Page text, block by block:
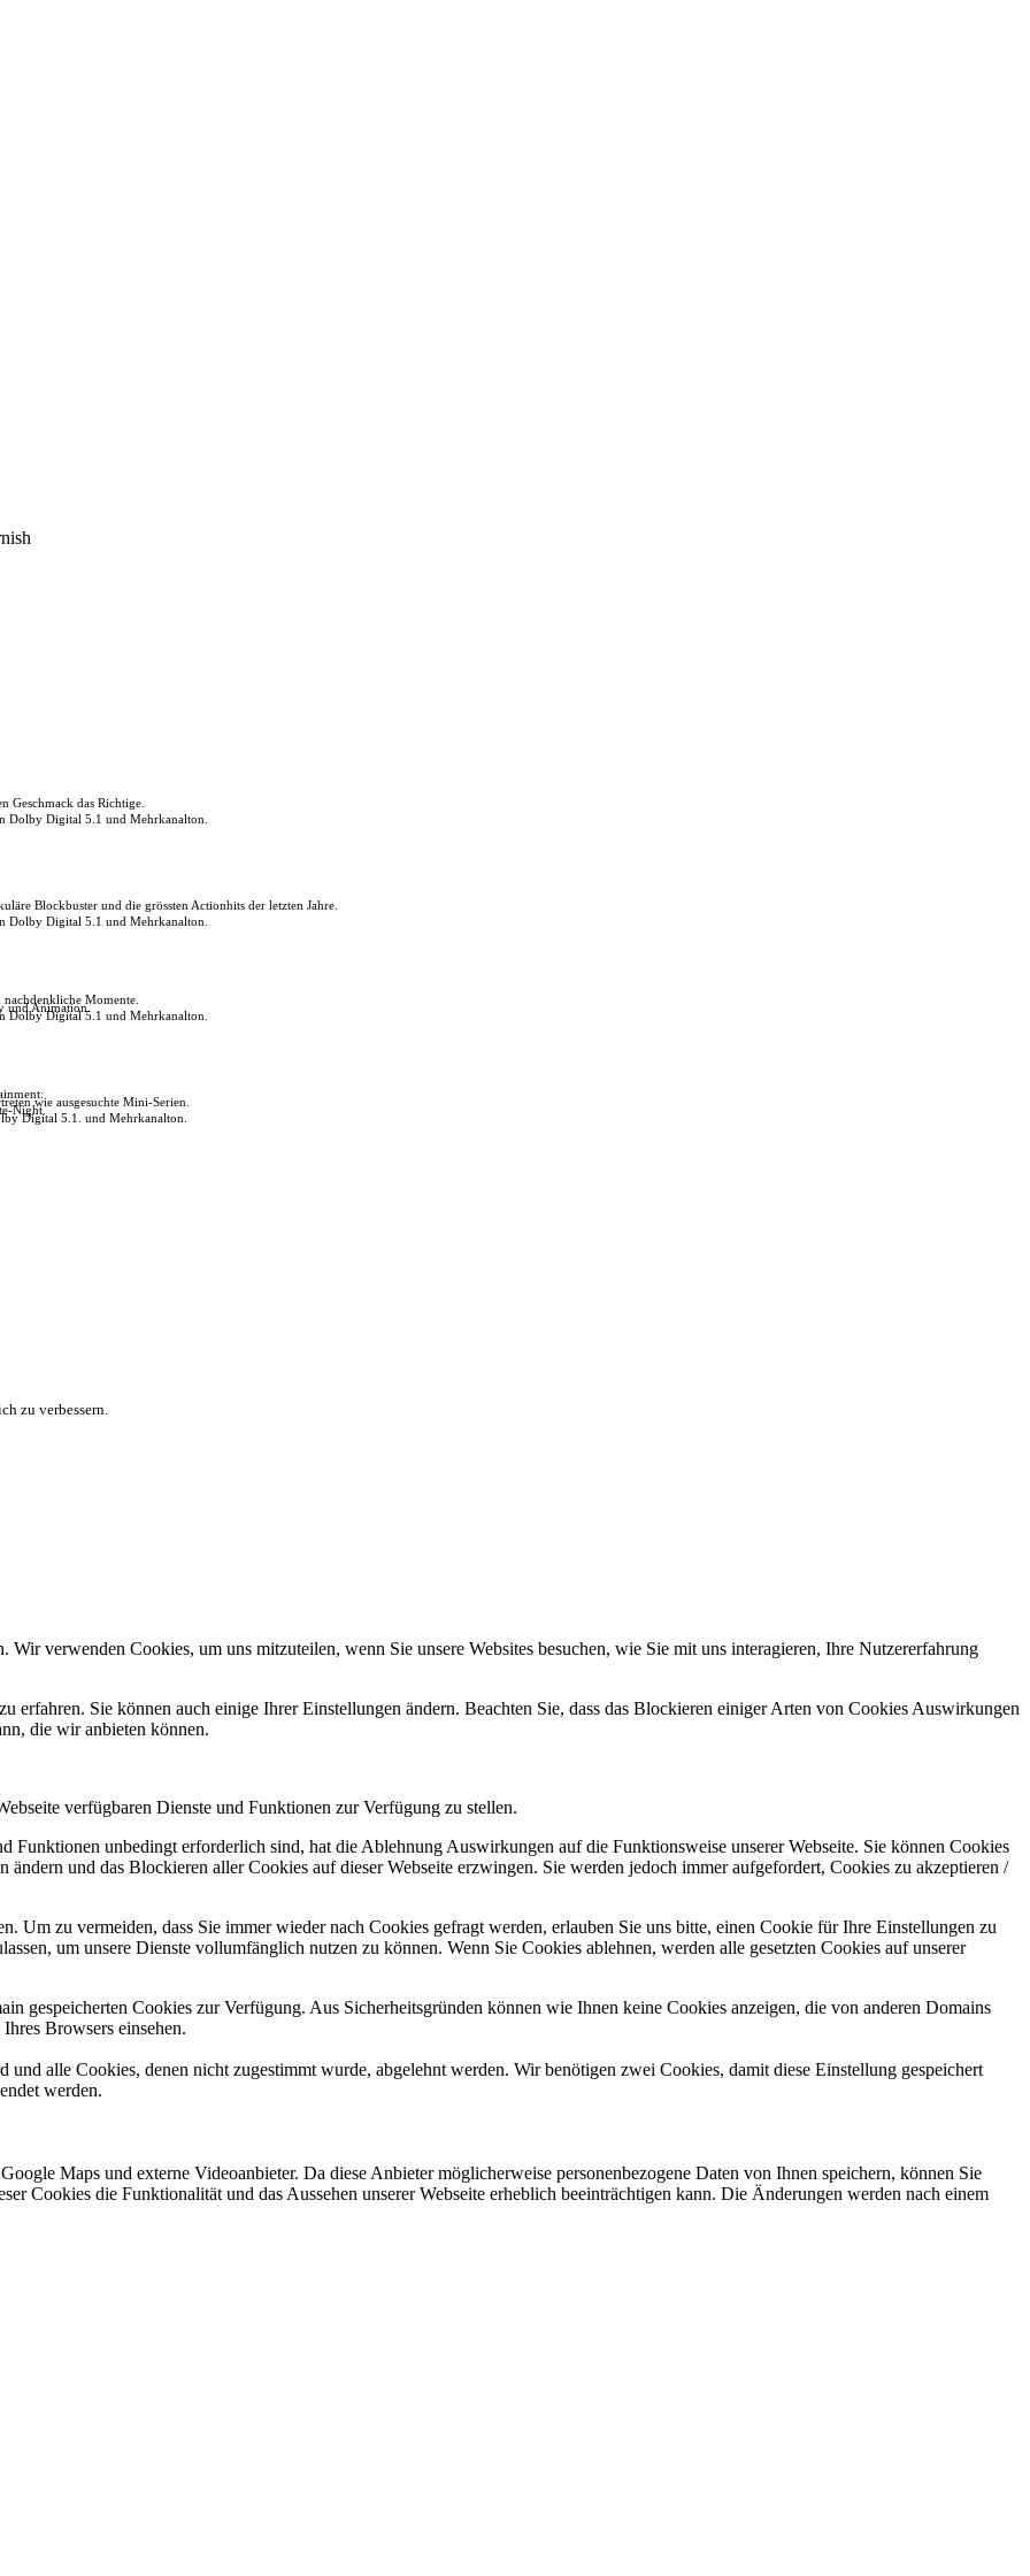
Geschmack das Richtige.
Dolby Digital 5.1 und Mehrkanalton.
Blockbuster und die grössten Actionhits der letzten Jahre.
Dolby Digital 5.1 und Mehrkanalton.
Momente.
und Animation.
Dolby Digital 5.1 und Mehrkanalton.
wie ausgesuchte Mini-Serien.
Night.
Digital 5.1. und Mehrkanalton.
zu verbessern.
verwenden Cookies, um uns mitzuteilen, wenn Sie unsere Websites besuchen, wie Sie mit uns interagieren, Ihre Nutzererfahrung
erfahren. Sie können auch einige Ihrer Einstellungen ändern. Beachten Sie, dass das Blockieren einiger Arten von Cookies Auswirkungen
die wir anbieten können.
verfügbaren Dienste und Funktionen zur Verfügung zu stellen.
Funktionen unbedingt erforderlich sind, hat die Ablehnung Auswirkungen auf die Funktionsweise unserer Webseite. Sie können Cookies
und das Blockieren aller Cookies auf dieser Webseite erzwingen. Sie werden jedoch immer aufgefordert, Cookies zu akzeptieren /
Um zu vermeiden, dass Sie immer wieder nach Cookies gefragt werden, erlauben Sie uns bitte, einen Cookie für Ihre Einstellungen zu
um unsere Dienste vollumfänglich nutzen zu können. Wenn Sie Cookies ablehnen, werden alle gesetzten Cookies auf unserer
gespeicherten Cookies zur Verfügung. Aus Sicherheitsgründen können wie Ihnen keine Cookies anzeigen, die von anderen Domains
Browsers einsehen.
alle Cookies, denen nicht zugestimmt wurde, abgelehnt werden. Wir benötigen zwei Cookies, damit diese Einstellung gespeichert
werden.
Maps und externe Videoanbieter. Da diese Anbieter möglicherweise personenbezogene Daten von Ihnen speichern, können Sie
Cookies die Funktionalität und das Aussehen unserer Webseite erheblich beeinträchtigen kann. Die Änderungen werden nach einem